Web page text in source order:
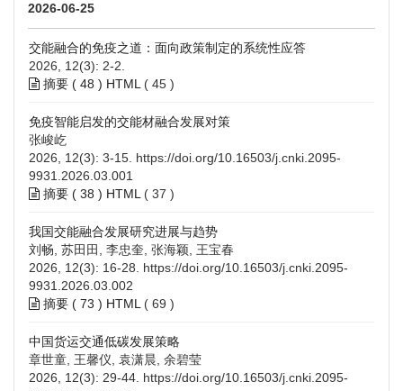
2026-06-25
交能融合的免疫之道：面向政策制定的系统性应答
2026, 12(3): 2-2.
摘要 ( 48 ) HTML ( 45 )
免疫智能启发的交能材融合发展对策
张峻屹
2026, 12(3): 3-15. https://doi.org/10.16503/j.cnki.2095-
9931.2026.03.001
摘要 ( 38 ) HTML ( 37 )
我国交能融合发展研究进展与趋势
刘畅, 苏田田, 李忠奎, 张海颖, 王宝春
2026, 12(3): 16-28. https://doi.org/10.16503/j.cnki.2095-
9931.2026.03.002
摘要 ( 73 ) HTML ( 69 )
中国货运交通低碳发展策略
章世童, 王馨仪, 袁潇晨, 余碧莹
2026, 12(3): 29-44. https://doi.org/10.16503/j.cnki.2095-